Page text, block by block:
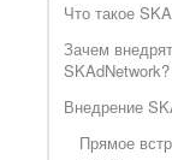
Что такое
Зачем
SKAdNetwork?
Внедрение
Прямое